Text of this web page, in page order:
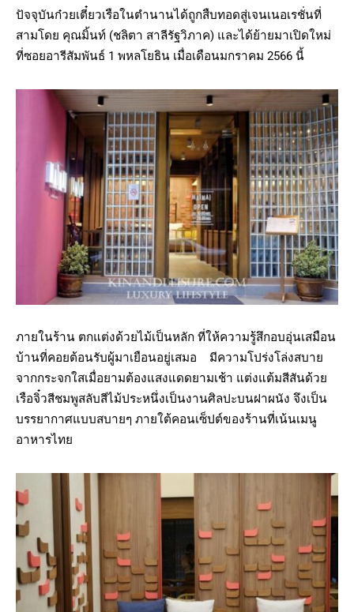
ปัจจุบันก๋วยเตี๋ยวเรือในตำนานได้ถูกสืบทอดสู่เจนเนอเรชั่นที่
สามโดย คุณมิ้นท์ (ชลิตา สาลีรัฐวิภาค) และได้ย้ายมาเปิดใหม่
ที่ซอยอารีสัมพันธ์ 1 พหลโยธิน เมื่อเดือนมกราคม 2566 นี้
ภายในร้าน ตกแต่งด้วยไม้เป็นหลัก ที่ให้ความรู้สึกอบอุ่นเสมือน
บ้านที่คอยต้อนรับผู้มาเยือนอยู่เสมอ มีความโปร่งโล่งสบาย
จากกระจกใสเมื่อยามต้องแสงแดดยามเช้า แต่งแต้มสีสันด้วย
เรือจิ๋วสีชมพูสลับสีไม้ประหนึ่งเป็นงานศิลปะบนฝาผนัง จึงเป็น
บรรยากาศแบบสบายๆ ภายใต้คอนเซ็ปต์ของร้านที่เน้นเมนู
อาหารไทย